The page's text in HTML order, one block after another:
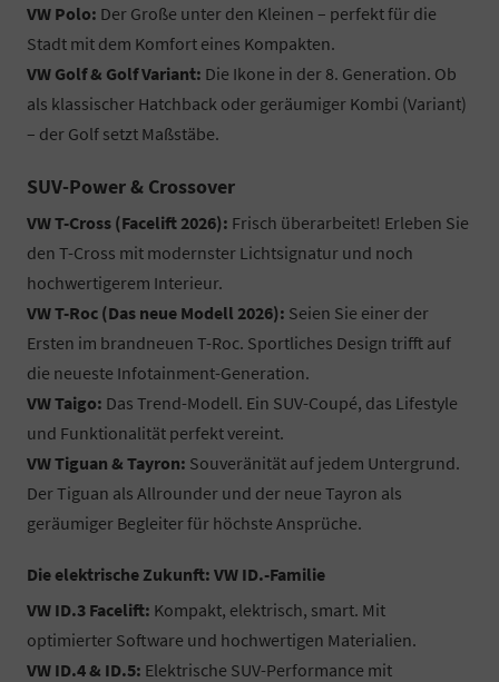
VW Polo: Der Große unter den Kleinen – perfekt für die
Stadt mit dem Komfort eines Kompakten.
VW Golf & Golf Variant: Die Ikone in der 8. Generation. Ob
als klassischer Hatchback oder geräumiger Kombi (Variant)
– der Golf setzt Maßstäbe.
SUV-Power & Crossover
VW T-Cross (Facelift 2026): Frisch überarbeitet! Erleben Sie
den T-Cross mit modernster Lichtsignatur und noch
hochwertigerem Interieur.
VW T-Roc (Das neue Modell 2026): Seien Sie einer der
Ersten im brandneuen T-Roc. Sportliches Design trifft auf
die neueste Infotainment-Generation.
VW Taigo: Das Trend-Modell. Ein SUV-Coupé, das Lifestyle
und Funktionalität perfekt vereint.
VW Tiguan & Tayron: Souveränität auf jedem Untergrund.
Der Tiguan als Allrounder und der neue Tayron als
geräumiger Begleiter für höchste Ansprüche.
Die elektrische Zukunft: VW ID.-Familie
VW ID.3 Facelift: Kompakt, elektrisch, smart. Mit
optimierter Software und hochwertigen Materialien.
VW ID.4 & ID.5: Elektrische SUV-Performance mit